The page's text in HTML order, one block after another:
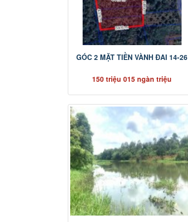
GÓC 2 MẶT TIỀN VÀNH ĐAI 14-26
150 triệu 015 ngàn triệu